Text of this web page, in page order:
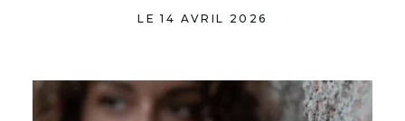
LE 14 AVRIL 2026